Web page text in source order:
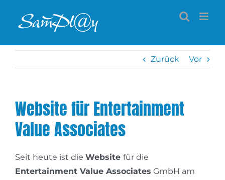
Inhalt
Zurück Vor
Website für Entertainment
Value Associates
Seit heute ist die Website für die
Entertainment Value Associates GmbH am